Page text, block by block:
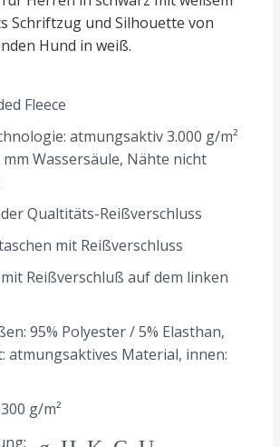
Schriftzug und Silhouette von
Hund in weiß.
Fleece
atmungsaktiv 3.000 g/m²
mm Wassersäule, Nähte nicht
Qualtitäts-Reißverschluss
mit Reißverschluss
Reißverschluß auf dem linken
95% Polyester / 5% Elasthan,
atmungsaktives Material, innen:
g/m²